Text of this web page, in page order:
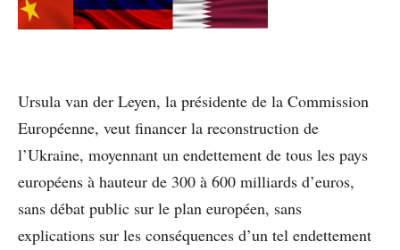
Ursula van der Leyen, la présidente de la Commission
Européenne, veut financer la reconstruction de
l’Ukraine, moyennant un endettement de tous les pays
européens à hauteur de 300 à 600 milliards d’euros,
sans débat public sur le plan européen, sans
explications sur les conséquences d’un tel endettement